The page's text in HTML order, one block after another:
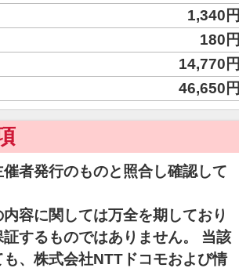
1,340円
180円
14,770円
46,650円
者発行のものと照合し確認して
容に関しては万全を期しており
するものではありません。 当該
、株式会社NTTドコモおよび情